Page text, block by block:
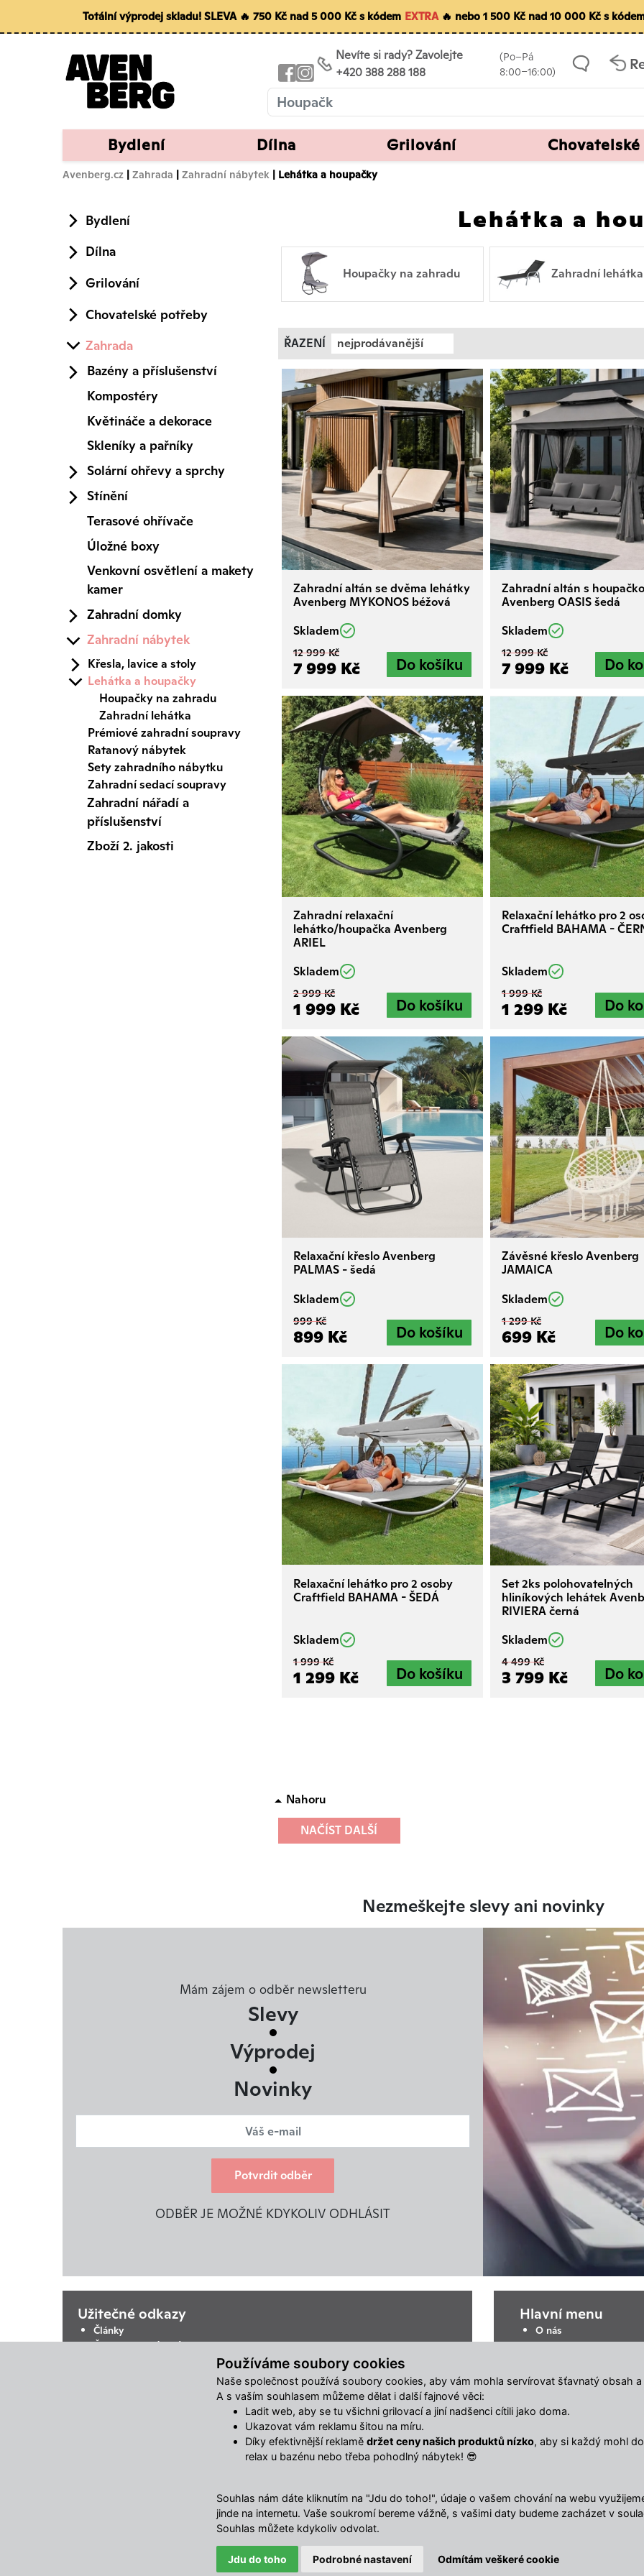
Používáme soubory cookies
Naše společnost používá soubory cookies, aby vám mohla servírovat šťavnatý obsah a
A s vaším souhlasem můžeme dělat i další fajnové věci:
Ladit web, aby se tu všichni grilovací a jiní nadšenci cítili jako doma.
Ukazovat vám reklamu šitou na míru.
Díky efektivnější reklamě držet ceny našich produktů nízko, aby si každý mohl
relax u bazénu nebo třeba pohodlný nábytek! 😎
Souhlas nám dáte kliknutím na "Jdu do toho!", údaje o vašem chování na webu
jinde na internetu. Vaše soukromí bereme vážně, s vašimi daty budeme zacházet v
Souhlas můžete kdykoliv odvolat.
Jdu do toho Podrobné nastavení Odmítám veškeré cookie
Totální výprodej skladu! SLEVA 🔥 750 Kč nad 5 000 Kč s kódem EXTRA🔥 nebo 1 500 Kč nad 10 000 Kč s
Nevíte si rady? Zavolejte
+420 388 288 188
(Po–Pá
8:00–16:00)
Bydlení Dílna Grilování
Avenberg.cz | Zahrada | Zahradní nábytek | Lehátka a houpačky
Bydlení
Dílna
Grilování
Chovatelské potřeby
Zahrada
Bazény a příslušenství
Kompostéry
Květináče a dekorace
Skleníky a pařníky
Solární ohřevy a sprchy
Stínění
Terasové ohřívače
Úložné boxy
Venkovní osvětlení a makety
kamer
Zahradní domky
Zahradní nábytek
Křesla, lavice a stoly
Lehátka a houpačky
Houpačky na zahradu
Zahradní lehátka
Prémiové zahradní soupravy
Ratanový nábytek
Sety zahradního nábytku
Zahradní sedací soupravy
Zahradní nářadí a
příslušenství
Zboží 2. jakosti
Lehátka a
Houpačky na zahradu Zahradní lehátka
ŘAZENÍ nejprodávanější
Zahradní altán se dvěma lehátky
Avenberg MYKONOS béžová
Skladem
12 999 Kč
7 999 Kč
Zahradní altán s
Avenberg OASIS šedá
Skladem
12 999 Kč
7 999 Kč
Zahradní relaxační
lehátko/houpačka Avenberg
ARIEL
Skladem
2 999 Kč
1 999 Kč
Relaxační lehátko pro 2
Craftfield BAHAMA -
Skladem
1 999 Kč
1 299 Kč
Relaxační křeslo Avenberg
PALMAS - šedá
Skladem
999 Kč
899 Kč
Závěsné křeslo Avenberg
JAMAICA
Skladem
1 299 Kč
699 Kč
Relaxační lehátko pro 2 osoby
Craftfield BAHAMA - ŠEDÁ
Skladem
1 999 Kč
1 299 Kč
Set 2ks polohovatelných
hliníkových lehátek
RIVIERA černá
Skladem
4 499 Kč
3 799 Kč
Nahoru
NAČÍST DALŠÍ
Nezmeškejte slevy ani novinky
Mám zájem o odběr newsletteru
Slevy
Výprodej
Novinky
Potvrdit odběr
ODBĚR JE MOŽNÉ KDYKOLIV ODHLÁSIT
Užitečné odkazy
Články
Časté otázky (FAQ)
Hlavní menu
O nás
Obchodní podmínky
Reklamační online
Odstoupit od smlouvy